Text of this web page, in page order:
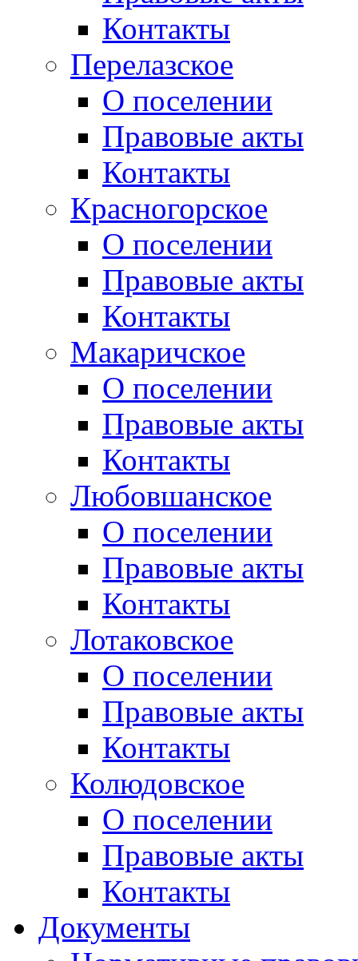
Контакты
Перелазское
О поселении
Правовые акты
Контакты
Красногорское
О поселении
Правовые акты
Контакты
Макаричское
О поселении
Правовые акты
Контакты
Любовшанское
О поселении
Правовые акты
Контакты
Лотаковское
О поселении
Правовые акты
Контакты
Колюдовское
О поселении
Правовые акты
Контакты
Документы